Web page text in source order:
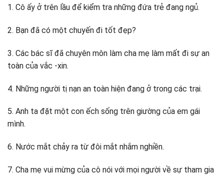
1. Cô ấy ở trên lầu để kiểm tra những đứa trẻ đang ngủ.
2. Bạn đã có một chuyến đi tốt đẹp?
3. Các bác sĩ đã chuyên môn làm cha mẹ làm mất đi sự an
toàn của vắc -xin.
4. Những người tị nạn an toàn hiện đang ở trong các trại.
5. Anh ta đặt một con ếch sống trên giường của em gái
mình.
6. Nước mắt chảy ra từ đôi mắt nhắm nghiền.
7. Cha mẹ vui mừng của cô nói với mọi người về sự tham gia